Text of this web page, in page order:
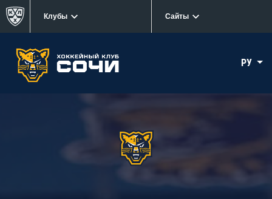
Клубы Сайты
РУ